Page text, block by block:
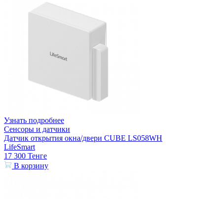
Узнать подробнее
Сенсоры и датчики
Датчик открытия окна/двери CUBE LS058WH
LifeSmart
17 300 Тенге
В корзину